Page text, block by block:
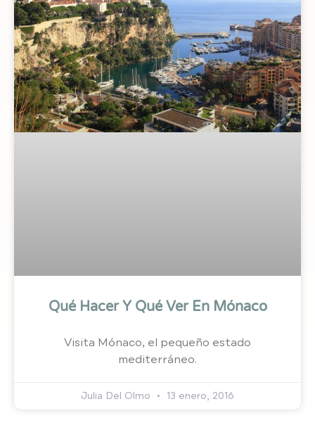
Qué Hacer Y Qué Ver En Mónaco
Visita Mónaco, el pequeño estado
mediterráneo.
Julia Del Olmo 13 enero, 2016